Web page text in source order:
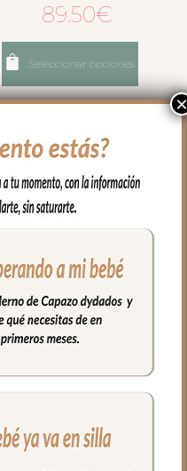
89.50€
Seleccionar opciones
1924 Mantitas Ariel Piqué
Celeste Bordado Estrellitas
89.50€
Seleccionar opciones
×